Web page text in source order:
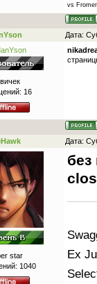
vs
Дата:
16
Дата:
star
1040
без
Ex